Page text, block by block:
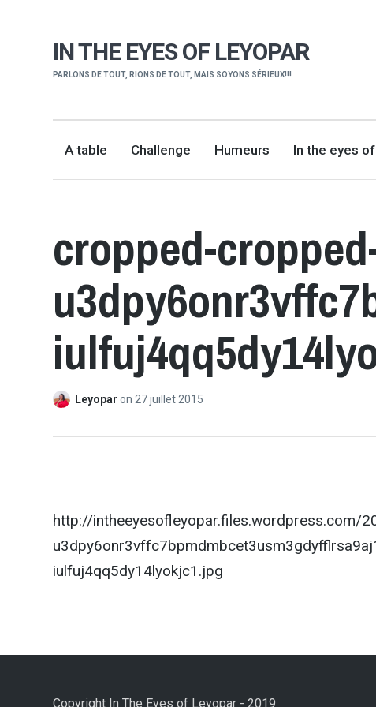
IN THE EYES OF LEYOPAR
PARLONS DE TOUT, RIONS DE TOUT, MAIS SOYONS SÉRIEUX!!!
A table Challenge Humeurs In the eyes
cropped-
Leyoparon 27 juillet 2015
http://intheeyesofleyopar.files.wordpress.com/
iulfuj4qq5dy14lyokjc1.jpg
Copyright In The Eyes of Leyopar - 2019